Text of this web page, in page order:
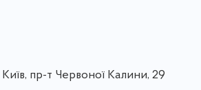
пр-т Червоної Калини, 29